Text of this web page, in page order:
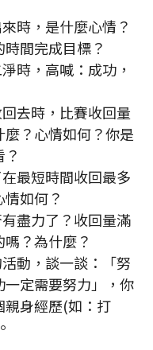
時，是什麼心情？
間完成目標？
時，高喊：成功，
去時，比賽收回量
？心情如何？你是
最短時間收回最多
如何？
盡力了？收回量滿
？為什麼？
動，談一談：「努
定需要努力」，你
親身經歷(如：打